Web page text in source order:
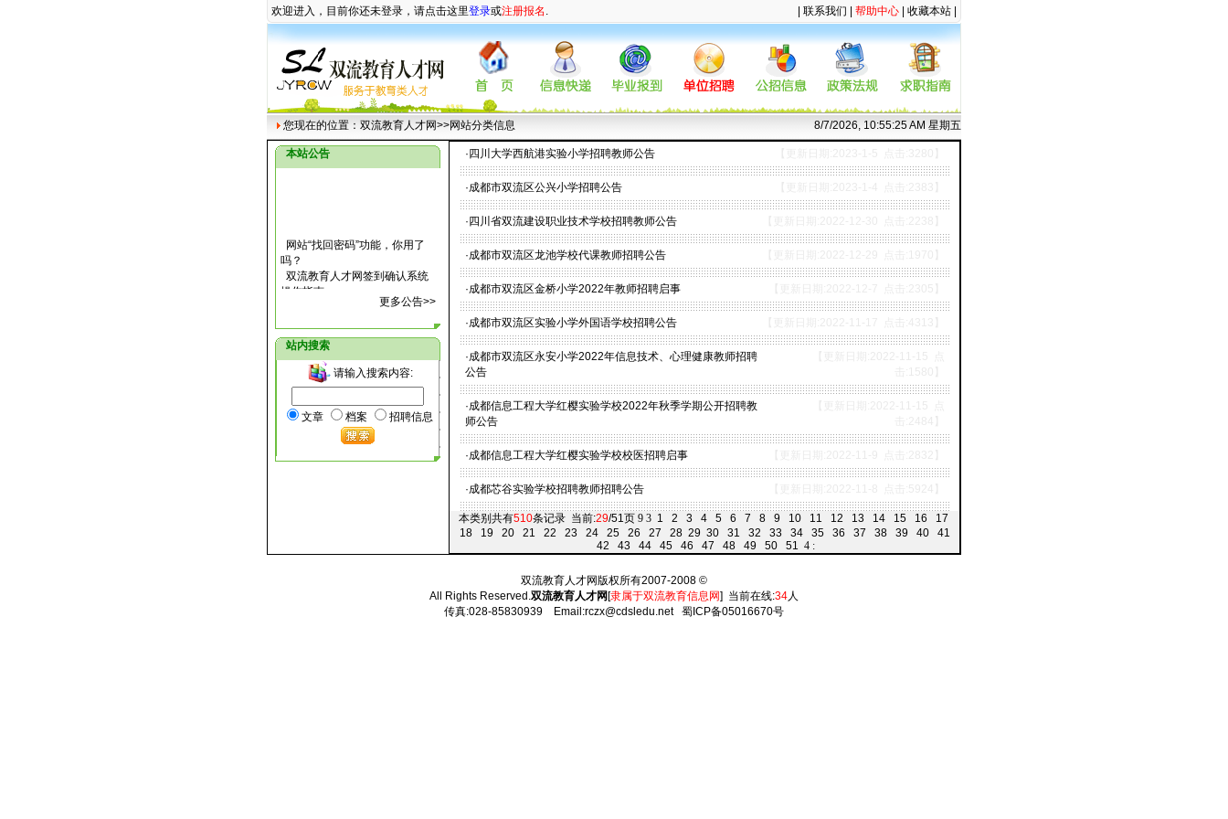
欢迎进入，目前你还未登录，请点击这里登录或注册报名 . 联系我们 帮助中心 收藏本站
您现在的位置： 双流教育人才网>>网站分类信息 8/7/2026, 10:55:26 AM 星期五
本站公告
网站“找回密码”功能，你用了
吗？
双流教育人才网签到确认系统
操作指南
关于教育人才网注册用户部分
关于双流教育人才网公开测试
的补充通知
双流教育人才网自2007年5月8
日正式进入测试阶段
更多公告>>
站内搜索
请输入搜索内容:
文章 档案 招聘信息
· 四川大学西航港实验小学招聘教师公告
·成都市双流区公兴小学招聘公告
· 四川省双流建设职业技术学校招聘教师公告
·成都市双流区龙池学校代课教师招聘公告
·成都市双流区金桥小学2022年教师招聘启事
·成都市双流区实验小学外国语学校招聘公告
·成都市双流区永安小学2022年信息技术、心理健康教师招聘
公告
·成都信息工程大学红樱实验学校2022年秋季学期公开招聘教
师公告
·成都信息工程大学红樱实验学校校医招聘启事
·成都芯谷实验学校招聘教师招聘公告
本类别共有510条记录 当前:29/51页 9 3 1 2 3 4 5 6 7 8 9 10 11 12 13 14 15 16
17
18
19 20 21 22 23 24 25 26 27 2829 30 31 32 33 34 35 36 37 38 39 40
41
42
43 44 45 46 47 48 49 50 51 4 :
双流教育人才网版权所有2007-2008 ©
All Rights Reserved.双流教育人才网 [隶属于双流教育信息网] 当前在线:34人
传真:028-85830939 Email:rczx@cdsledu.net 蜀ICP备05016670号